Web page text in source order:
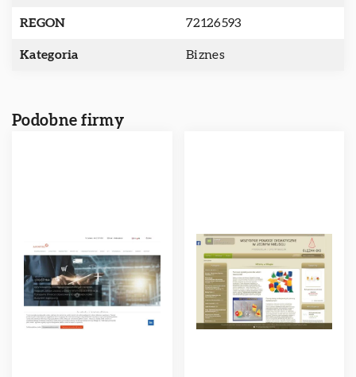
REGON 72126593
Kategoria Biznes
Podobne firmy